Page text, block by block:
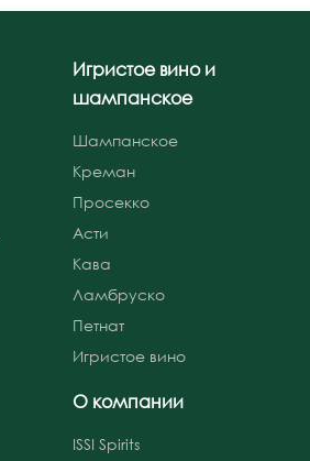
Игристое вино и
шампанское
Шампанское
Креман
Просекко
Асти
Кава
Ламбруско
Петнат
Игристое вино
О компании
ISSI Spirits